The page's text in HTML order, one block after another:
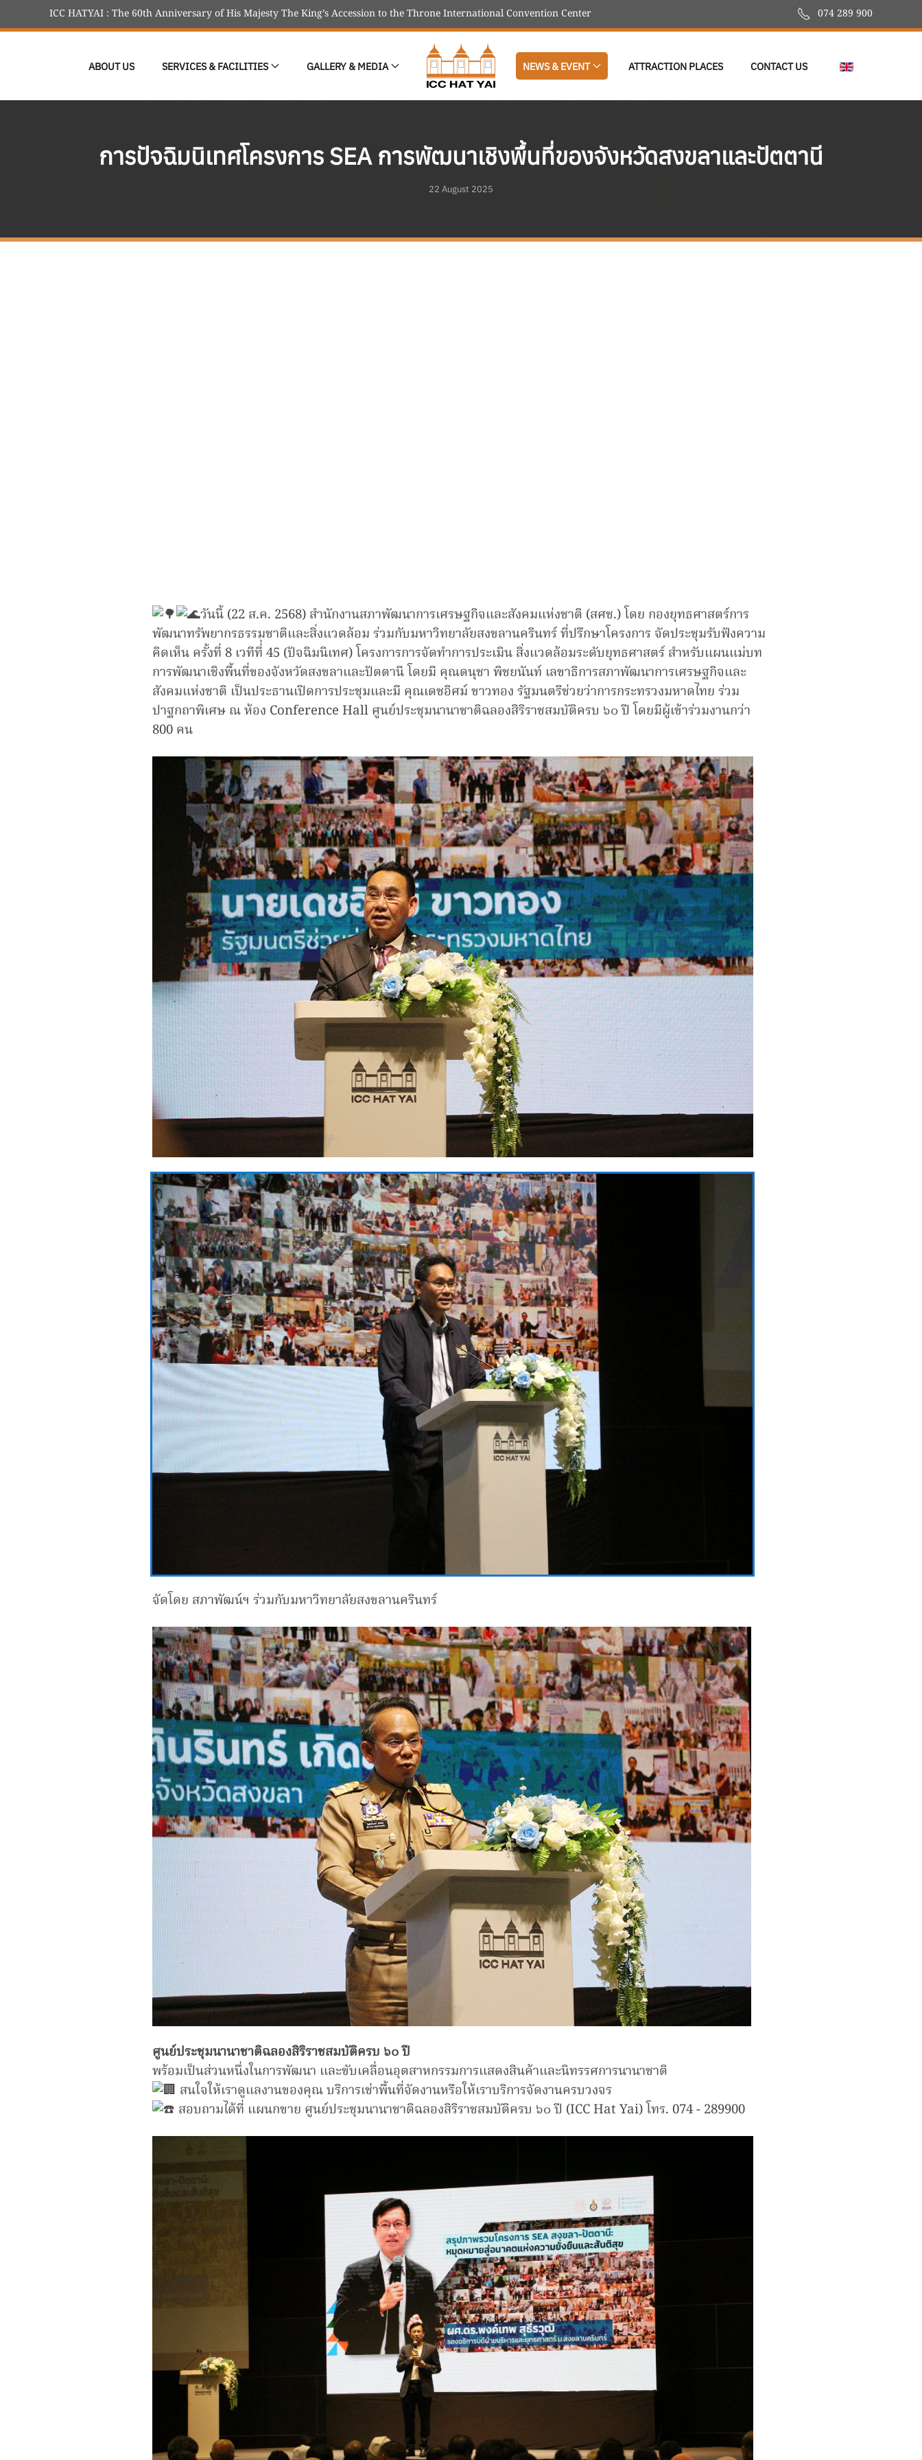
ICC HATYAI : The 60th Anniversary of His Majesty The King’s Accession to the Throne International Convention Center 074 289 900
ABOUT US SERVICES & FACILITIES GALLERY & MEDIA NEWS & EVENT ATTRACTION PLACES CONTACT US
การปัจฉิมนิเทศโครงการ SEA การพัฒนาเชิงพื้นที่ของจังหวัดสงขลาและปัตตานี
22 August 2025
วันนี้ (22 ส.ค. 2568) สำนักงานสภาพัฒนาการเศรษฐกิจและสังคมแห่งชาติ (สศช.) โดย กองยุทธศาสตร์การ
พัฒนาทรัพยากรธรรมชาติและสิ่งแวดล้อม ร่วมกับมหาวิทยาลัยสงขลานครินทร์ ที่ปรึกษาโครงการ จัดประชุมรับฟังความ
คิดเห็น ครั้งที่ 8 เวทีที่่ 45 (ปัจฉิมนิเทศ) โครงการการจัดทำการประเมิน สิ่งแวดล้อมระดับยุทธศาสตร์ สำหรับแผนแม่บท
การพัฒนาเชิงพื้นที่ของจังหวัดสงขลาและปัตตานี โดยมี คุณดนุชา พิชยนันท์ เลขาธิการสภาพัฒนาการเศรษฐกิจและ
สังคมแห่งชาติ เป็นประธานเปิดการประชุมและมี คุณเดชอิศม์ ขาวทอง รัฐมนตรีช่วยว่าการกระทรวงมหาดไทย ร่วม
ปาฐกถาพิเศษ ณ ห้อง Conference Hall ศูนย์ประชุมนานาชาติฉลองสิริราชสมบัติครบ ๖๐ ปี โดยมีผู้เข้าร่วมงานกว่า
800 คน
จัดโดย สภาพัฒน์ฯ ร่วมกับมหาวิทยาลัยสงขลานครินทร์
ศูนย์ประชุมนานาชาติฉลองสิริราชสมบัติครบ ๖๐ ปี
พร้อมเป็นส่วนหนึ่งในการพัฒนา และขับเคลื่อนอุตสาหกรรมการแสดงสินค้าและนิทรรศการนานาชาติ
สนใจให้เราดูแลงานของคุณ บริการเช่าพื้นที่จัดงานหรือให้เราบริการจัดงานครบวงจร
สอบถามได้ที่ แผนกขาย ศูนย์ประชุมนานาชาติฉลองสิริราชสมบัติครบ ๖๐ ปี (ICC Hat Yai) โทร. 074 - 289900